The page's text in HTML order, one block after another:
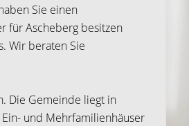
Sie einen
für Ascheberg besitzen
Wir beraten Sie
Die Gemeinde liegt in
und Mehrfamilienhäuser